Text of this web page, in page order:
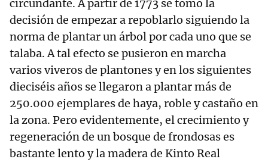
circundante. A partir de 1773 se tomó la
decisión de empezar a repoblarlo siguiendo la
norma de plantar un árbol por cada uno que se
talaba. A tal efecto se pusieron en marcha
varios viveros de plantones y en los siguientes
dieciséis años se llegaron a plantar más de
250.000 ejemplares de haya, roble y castaño en
la zona. Pero evidentemente, el crecimiento y
regeneración de un bosque de frondosas es
bastante lento y la madera de Kinto Real